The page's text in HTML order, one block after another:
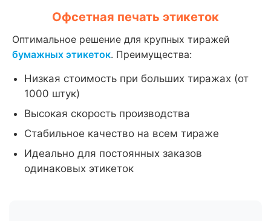
Офсетная печать этикеток
Оптимальное решение для крупных тиражей
бумажных этикеток. Преимущества:
Низкая стоимость при больших тиражах (от
1000 штук)
Высокая скорость производства
Стабильное качество на всем тираже
Идеально для постоянных заказов
одинаковых этикеток